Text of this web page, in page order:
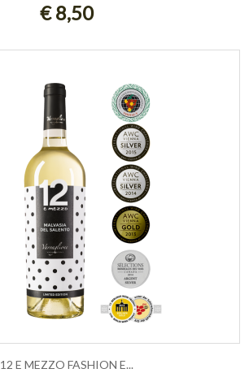
€ 8,50
12 E MEZZO FASHION E...